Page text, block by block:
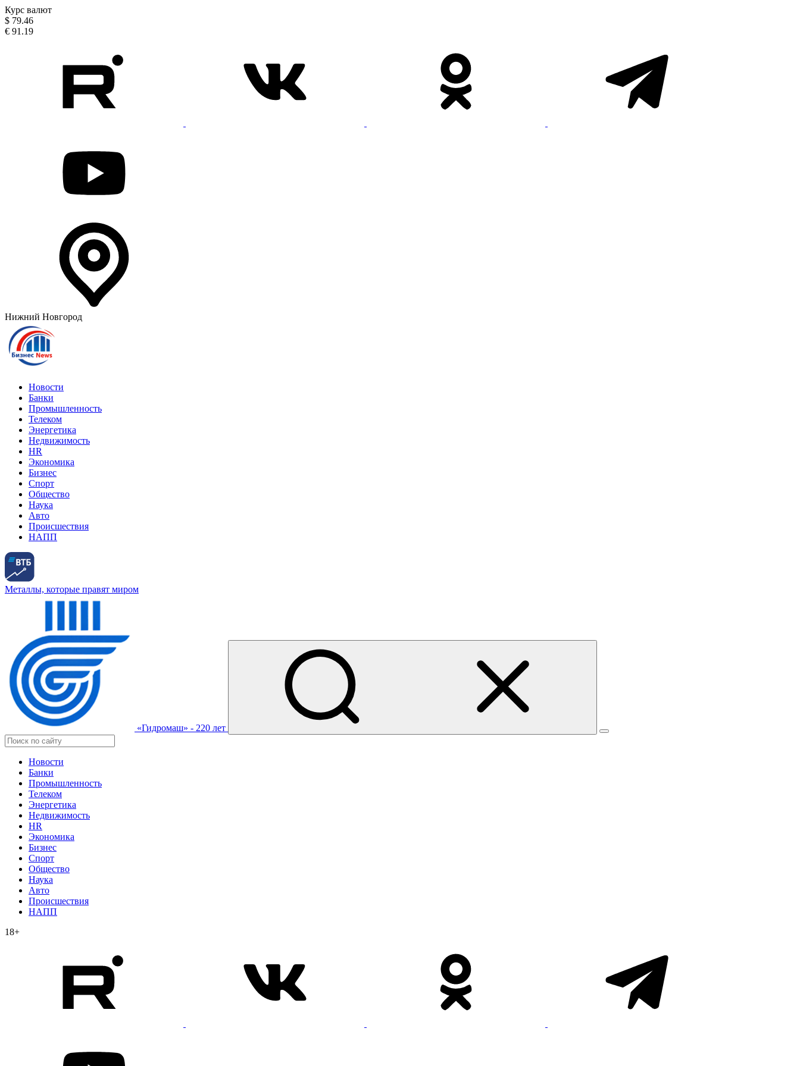
Курс валют
$ 79.46
€ 91.19
Нижний Новгород
Новости
Банки
Промышленность
Телеком
Энергетика
Недвижимость
HR
Экономика
Бизнес
Спорт
Общество
Наука
Авто
Происшествия
НАПП
Металлы, которые правят миром
«Гидромаш» - 220 лет
Новости
Банки
Промышленность
Телеком
Энергетика
Недвижимость
HR
Экономика
Бизнес
Спорт
Общество
Наука
Авто
Происшествия
НАПП
18+